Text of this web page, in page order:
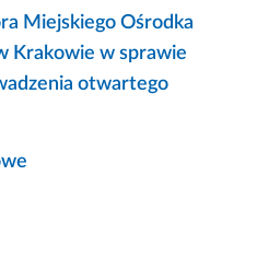
Miejskiego Ośrodka
Krakowie w sprawie
otwartego